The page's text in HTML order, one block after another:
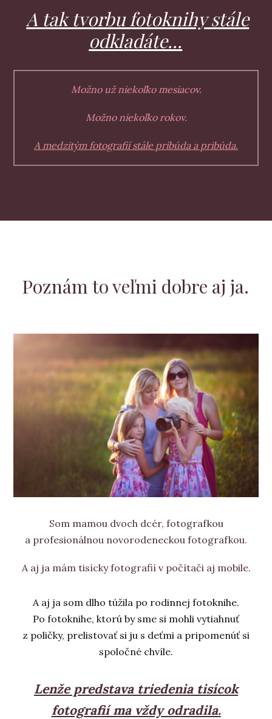
A tak tvorbu fotoknihy stále
odkladáte...
Možno už niekoľko mesiacov.
Možno niekoľko rokov.
A medzitým fotografií stále pribúda a pribúda.
Poznám to veľmi dobre aj ja.
Som mamou dvoch dcér, fotografkou
a profesionálnou novorodeneckou fotografkou.
A aj ja mám tisícky fotografií v počítači aj mobile.
A aj ja som dlho túžila po rodinnej fotoknihe.
Po fotoknihe, ktorú by sme si mohli vytiahnuť
z poličky, prelistovať si ju s deťmi a pripomenúť si
spoločné chvíle.
Lenže predstava triedenia tisícok
fotografií ma vždy odradila.